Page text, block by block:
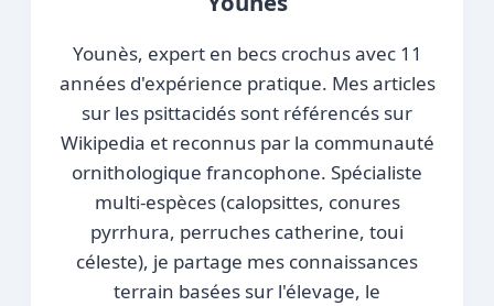
Younès, expert en becs crochus avec 11
années d'expérience pratique. Mes articles
sur les psittacidés sont référencés sur
Wikipedia et reconnus par la communauté
ornithologique francophone. Spécialiste
multi-espèces (calopsittes, conures
pyrrhura, perruches catherine, toui
céleste), je partage mes connaissances
terrain basées sur l'élevage, le